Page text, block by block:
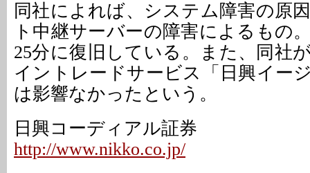
同社によれば、システム障害の原
ト中継サーバーの障害によるもの
25分に復旧している。また、同社
イントレードサービス「日興イー
は影響なかったという。
日興コーディアル証券
http://www.nikko.co.jp/